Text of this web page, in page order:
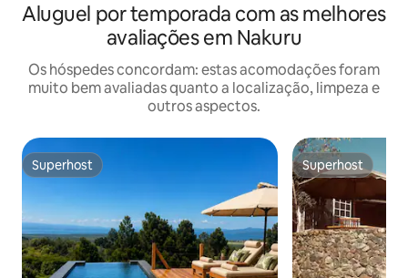
Aluguel por temporada com as melhores
avaliações em Nakuru
Os hóspedes concordam: estas acomodações foram
muito bem avaliadas quanto a localização, limpeza e
outros aspectos.
Superhost
Superhost Superhost
Superhost